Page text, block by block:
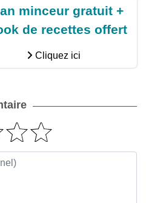
minceur gratuit +
de recettes offert
Cliquez ici